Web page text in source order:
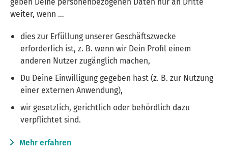
weiter, wenn …
dies zur Erfüllung unserer Geschäftszwecke
erforderlich ist, z. B. wenn wir Dein Profil einem
anderen Nutzer zugänglich machen,
Du Deine Einwilligung gegeben hast (z. B. zur Nutzung
einer externen Anwendung),
wir gesetzlich, gerichtlich oder behördlich dazu
verpflichtet sind.
Mehr erfahren